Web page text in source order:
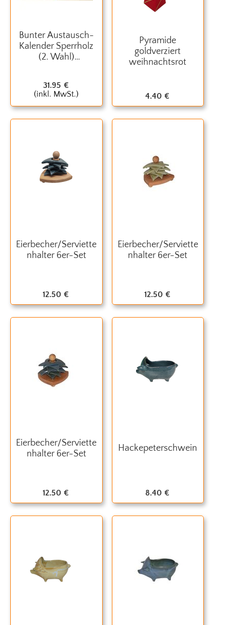
Bunter Austausch-
Kalender Sperrholz
(2. Wahl)
31.95 €
(inkl. MwSt.)
Pyramide
goldverziert
weihnachtsrot
4.40 €
Eierbecher/Serviette
nhalter 6er-Set
12.50 €
Eierbecher/Serviette
nhalter 6er-Set
12.50 €
Eierbecher/Serviette
nhalter 6er-Set
12.50 €
Hackepeterschwein
8.40 €